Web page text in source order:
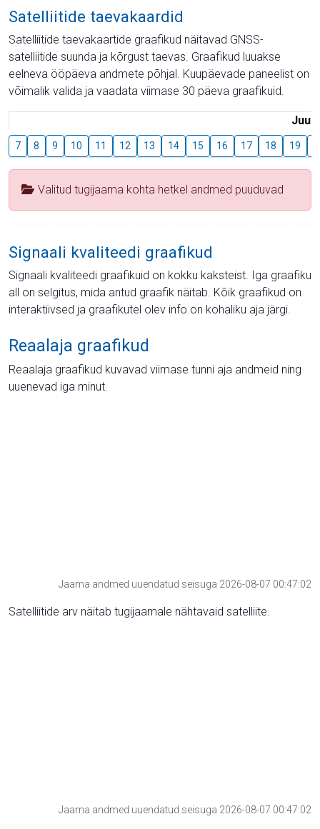
Satelliitide taevakaardid
Satelliitide taevakaartide graafikud näitavad GNSS-
satelliitide suunda ja kõrgust taevas. Graafikud luuakse
eelneva ööpäeva andmete põhjal. Kuupäevade paneelist on
võimalik valida ja vaadata viimase 30 päeva graafikuid.
Juuli
7 8 9 10 11 12 13 14 15 16 17 18 19
Valitud tugijaama kohta hetkel andmed puuduvad
Signaali kvaliteedi graafikud
Signaali kvaliteedi graafikuid on kokku kaksteist. Iga graafiku
all on selgitus, mida antud graafik näitab. Kõik graafikud on
interaktiivsed ja graafikutel olev info on kohaliku aja järgi.
Reaalaja graafikud
Reaalaja graafikud kuvavad viimase tunni aja andmeid ning
uuenevad iga minut.
Jaama andmed uuendatud seisuga 2026-08-07 00:47:02
Satelliitide arv näitab tugijaamale nähtavaid satelliite.
Jaama andmed uuendatud seisuga 2026-08-07 00:47:02